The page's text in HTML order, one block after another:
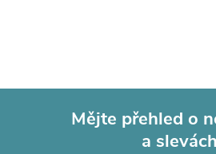
Mějte přehled o
a slevách